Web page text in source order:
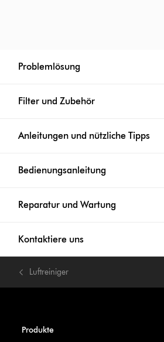
Problemlösung
Filter und Zubehör
Anleitungen und nützliche Tipps
Bedienungsanleitung
Reparatur und Wartung
Kontaktiere uns
Luftreiniger
Produkte